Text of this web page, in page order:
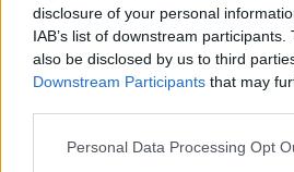
disclosure of your personal
IAB’s list of downstream
also be disclosed by us to third
Downstream Participants that may
Personal Data Processing Opt
Teljesen átírhatják a
munkanapot a
Átfogó javaslatcsomagot dolgozott
Kereskedelmi és Iparkamara